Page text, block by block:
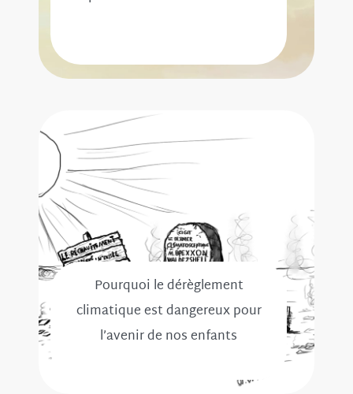
Pourquoi le dérèglement
climatique est dangereux pour
l’avenir de nos enfants